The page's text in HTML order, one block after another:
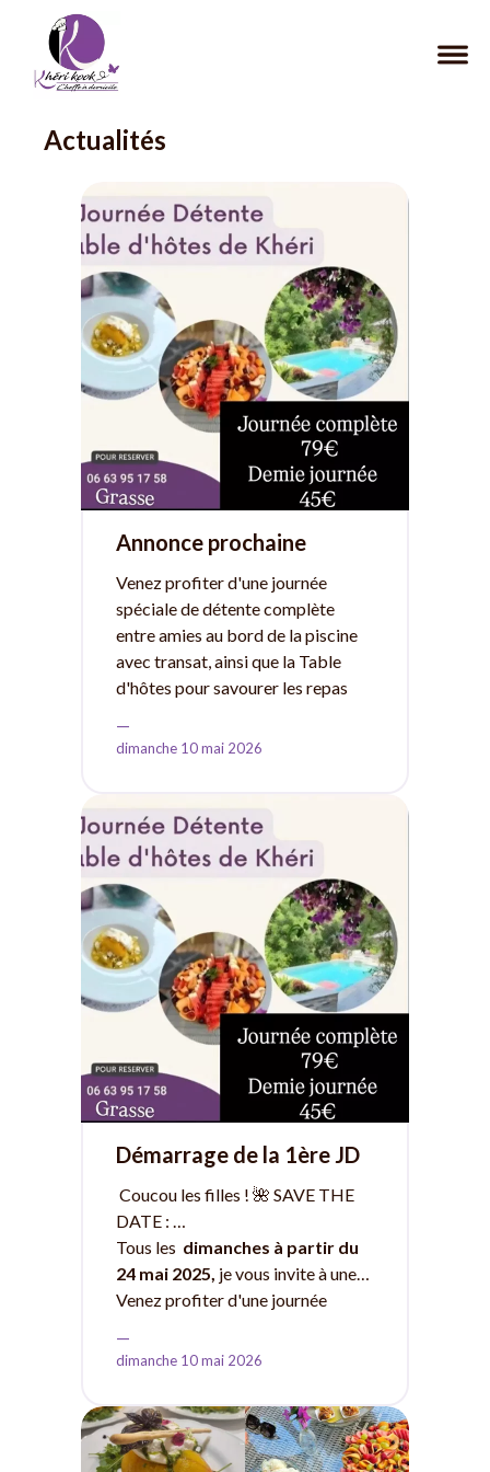
Actualités
Annonce prochaine
journée spéciale détente
et table d'hôtes Tous les
dimanches de l'ete 2026
Venez profiter d'une journée
spéciale de détente complète
entre amies au bord de la piscine
avec transat, ainsi que la Table
d'hôtes pour savourer les repas
pour ravir vos papilles.
prestataires, comme yoge,
massage, nathuropathe, etc selon
disponibilités.
Offre réservée aux groupes de
femmes, aux groupes mixtes d'une
même famille, avec un minimum de
10 personnes.
Les enfants, ne sont pas autorisés
car le bien être et la détente sont
la priorité.
Pour connaitre les conditions
d'informations, n'hésitez pas à
nous écrire.
Réservation en ligne sur le site
À très vite, Les Gourmets.
—
dimanche 10 mai 2026
Démarrage de la 1ère JD
de la saison 2026 sera le
dimanche 24 mai
Coucou les filles ! 🌺 SAVE THE
DATE :
Tous les dimanches à partir du
24 mai 2025, je vous invite à une
Journée Détente - Table
Venez profiter d'une journée
concoctée avec amour et passion.
mixte (enfants non autorisés)
Au programme :
prépare des plats raffinés et
savoureux, parfaits pour une
journée de détente. Des amuse-
—
dimanche 10 mai 2026